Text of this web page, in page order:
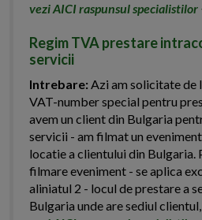
vezi AICI raspunsul specialistilor
Regim TVA prestare
servicii
Intrebare:Azi am solicitate de
VAT-number special pentru
avem un client din Bulgaria
servicii - am filmat un
locatie a clientului din Bulgaria.
filmare eveniment - se aplica
aliniatul 2 - locul de prestare a
Bulgaria unde are sediul